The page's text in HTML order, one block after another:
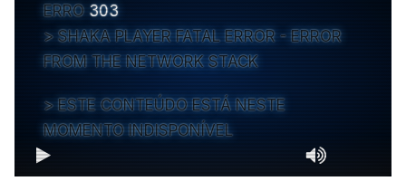
ERRO 303
SHAKA PLAYER FATAL ERROR - ERROR
FROM THE NETWORK STACK
ESTE CONTEÚDO ESTÁ NESTE
MOMENTO INDISPONÍVEL